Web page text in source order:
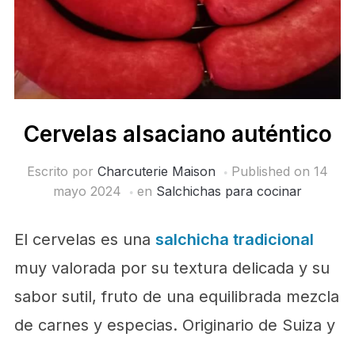
Cervelas alsaciano auténtico
Escrito por Charcuterie Maison Published on 14
mayo 2024
en Salchichas para cocinar
El cervelas es una salchicha tradicional
muy valorada por su textura delicada y su
sabor sutil, fruto de una equilibrada mezcla
de carnes y especias. Originario de Suiza y